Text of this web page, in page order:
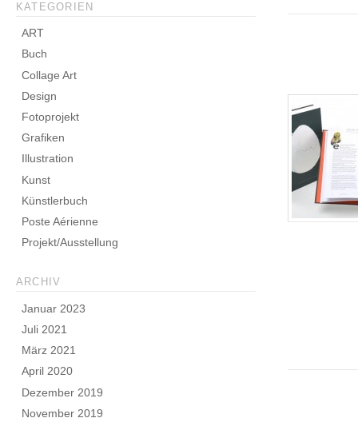
KATEGORIEN
ART
Buch
Collage Art
Design
Fotoprojekt
Grafiken
Illustration
Kunst
Künstlerbuch
Poste Aérienne
Projekt/Ausstellung
ARCHIV
Januar 2023
Juli 2021
März 2021
April 2020
Dezember 2019
November 2019